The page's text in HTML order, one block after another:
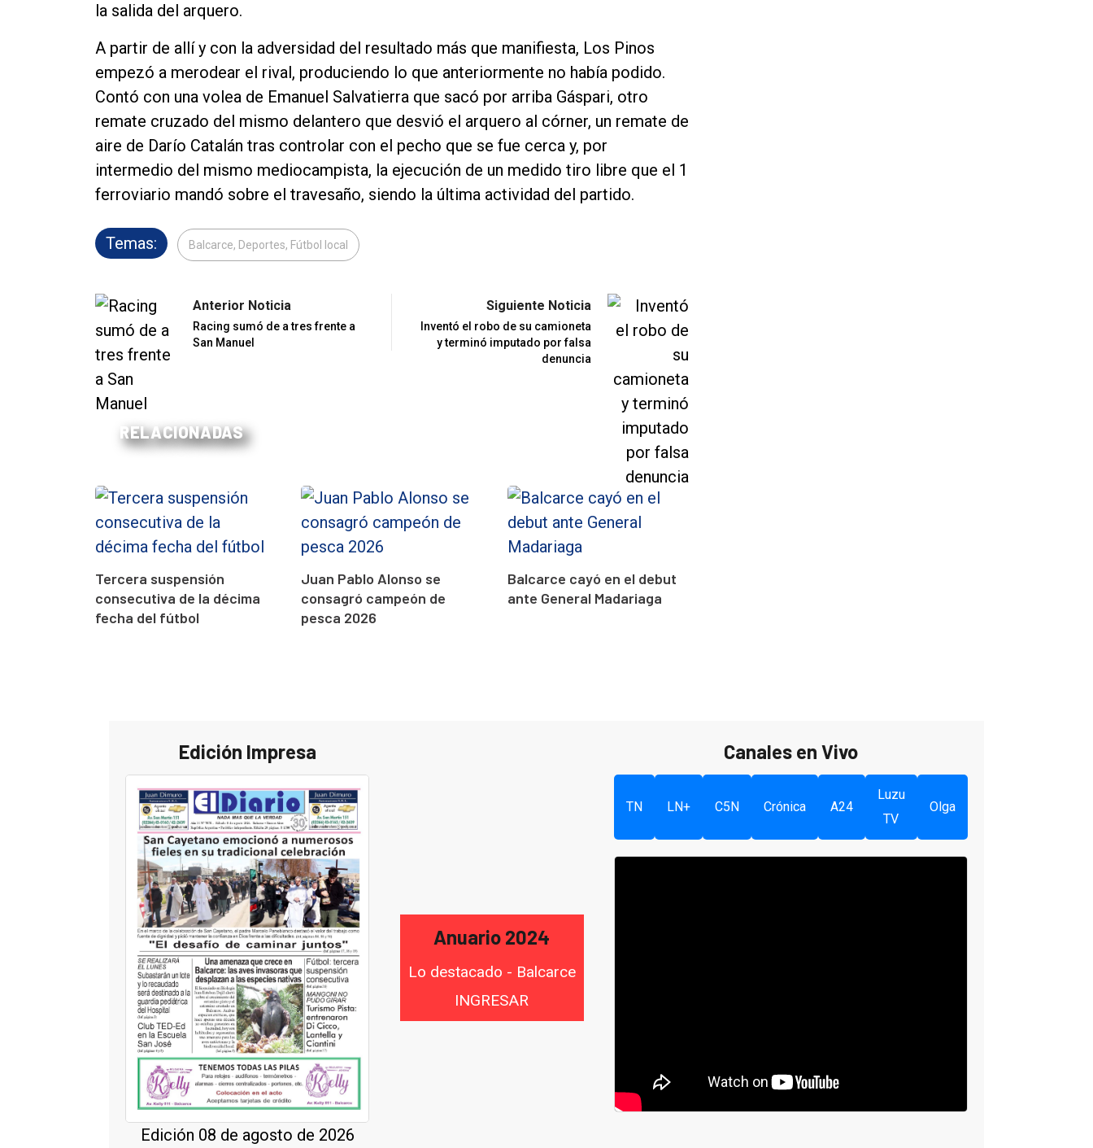
la salida del arquero.
A partir de allí y con la adversidad del resultado más que manifiesta, Los Pinos
empezó a merodear el rival, produciendo lo que anteriormente no había podido.
Contó con una volea de Emanuel Salvatierra que sacó por arriba Gáspari, otro
remate cruzado del mismo delantero que desvió el arquero al córner, un remate de
aire de Darío Catalán tras controlar con el pecho que se fue cerca y, por
intermedio del mismo mediocampista, la ejecución de un medido tiro libre que el 1
ferroviario mandó sobre el travesaño, siendo la última actividad del partido.
Temas: Balcarce, Deportes, Fútbol local
Anterior Noticia
Racing sumó de a tres frente a
San Manuel
Siguiente Noticia
Inventó el robo de su camioneta
y terminó imputado por falsa
denuncia
RELACIONADAS
Tercera suspensión
consecutiva de la décima
fecha del fútbol
Juan Pablo Alonso se
consagró campeón de
pesca 2026
Balcarce cayó en el debut
ante General Madariaga
Edición Impresa
Edición 08 de agosto de 2026
Anuario 2024
Lo destacado - Balcarce
INGRESAR
Canales en Vivo
TN LN+ C5N Crónica A24
Luzu
TV
Olga